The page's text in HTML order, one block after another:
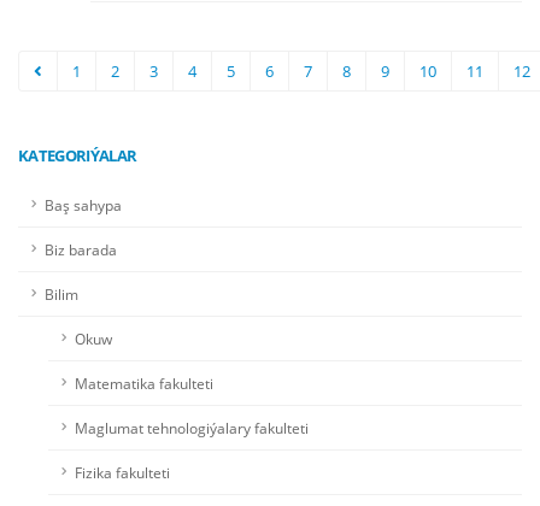
1 2 3 4 5 6 7 8 9 10 11 12
KATEGORIÝALAR
Baş sahypa
Biz barada
Bilim
Okuw
Matematika fakulteti
Maglumat tehnologiýalary fakulteti
Fizika fakulteti